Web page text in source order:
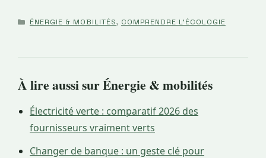
CATÉGORIES
ÉNERGIE & MOBILITÉS, COMPRENDRE L'ÉCOLOGIE
À lire aussi sur Énergie & mobilités
Électricité verte : comparatif 2026 des
fournisseurs vraiment verts
Changer de banque : un geste clé pour